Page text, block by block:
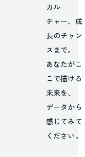
カル
チャー、成
長のチャン
スまで。
あなたがこ
こで描ける
未来を、
データから
感じてみて
ください。